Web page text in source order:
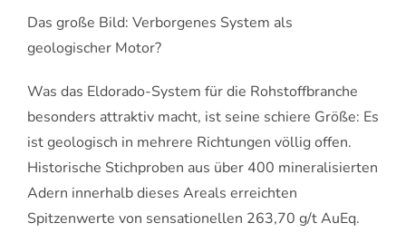
Das große Bild: Verborgenes System als
geologischer Motor?
Was das Eldorado-System für die Rohstoffbranche
besonders attraktiv macht, ist seine schiere Größe: Es
ist geologisch in mehrere Richtungen völlig offen.
Historische Stichproben aus über 400 mineralisierten
Adern innerhalb dieses Areals erreichten
Spitzenwerte von sensationellen 263,70 g/t AuEq.